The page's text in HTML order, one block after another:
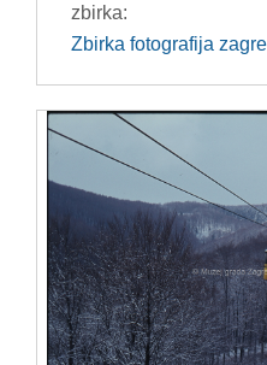
zbirka:
Zbirka fotografija